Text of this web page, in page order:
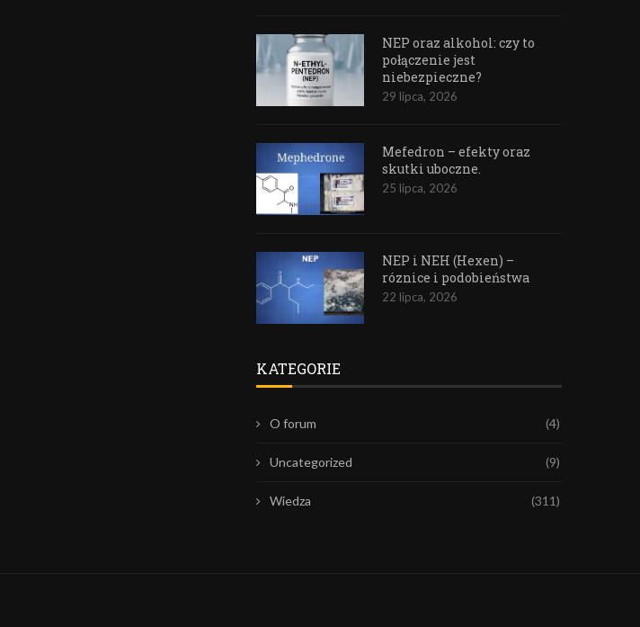
NEP oraz alkohol: czy to
połączenie jest
niebezpieczne?
29 lipca, 2026
Mefedron – efekty oraz
skutki uboczne.
25 lipca, 2026
NEP i NEH (Hexen) –
róznice i podobieństwa
22 lipca, 2026
KATEGORIE
O forum (4)
Uncategorized (9)
Wiedza (311)